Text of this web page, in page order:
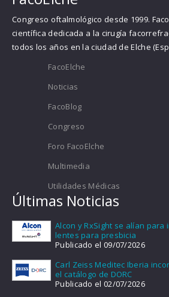
Congreso oftalmológico desde 1999.
científica dedicada a la cirugía
todos los años en la ciudad de Elche
FacoElche
Noticias
FacoBlog
Congreso
Foro FacoElche
Multimedia
Utilidades Médicas
Últimas Noticias
Alcon y RxSight se alían
lentes para presbicia
Publicado el 09/07/2026
Carl Zeiss Meditec Iberia
el catálogo de DORC
Publicado el 02/07/2026